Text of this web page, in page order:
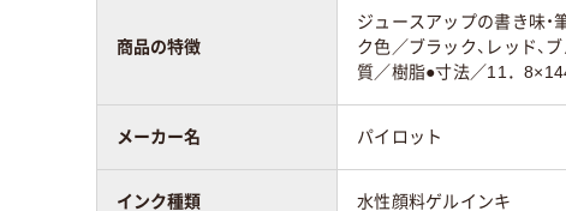
黒、赤、青、緑
黒・赤・
カラーグループ ホワイト系 ホワイ
アスクル商品環境
スコア
商品の特徴
ジュースアップの書き味
ク色／ブラック、レッド
質／樹脂●寸法／11．
メーカー名 パイロット
インク種類 水性顔料ゲルインキ